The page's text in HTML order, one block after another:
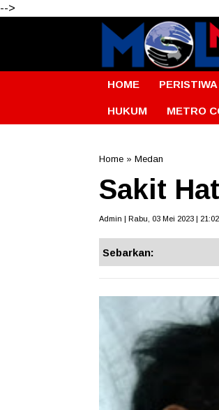
-->
HOME PERISTIWA
HUKUM METRO
Home » Medan
Sakit
Admin | Rabu, 03 Mei 2023 | 21:02
Sebarkan: